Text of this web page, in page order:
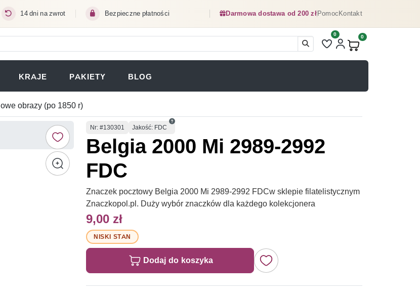
14 dni na zwrot Bezpieczne płatności Darmowa dostawa od 200 złPomocKontakt
Liczba pozycji na liście
0
Produkty w koszyku:
0
W NOWEJ KARCIE)
KRAJE PAKIETY BLOG
obrazy (po 1850 r)
Numer
Nr: #130301 Jakość: FDC
Belgia 2000 Mi 2989-2992
FDC
Znaczek pocztowy Belgia 2000 Mi 2989-2992 FDCw sklepie filatelistycznym
Znaczkopol.pl. Duży wybór znaczków dla każdego kolekcjonera
9,00 zł
NISKI STAN
Dodaj do koszyka